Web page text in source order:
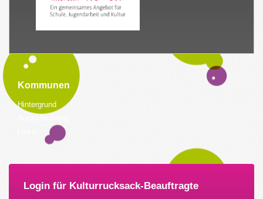
Kommunen
Hintergrund